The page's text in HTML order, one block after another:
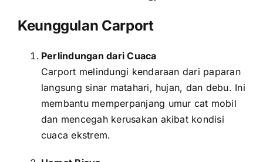
Keunggulan Carport
Perlindungan dari Cuaca
Carport melindungi kendaraan dari paparan
langsung sinar matahari, hujan, dan debu. Ini
membantu memperpanjang umur cat mobil
dan mencegah kerusakan akibat kondisi
cuaca ekstrem.